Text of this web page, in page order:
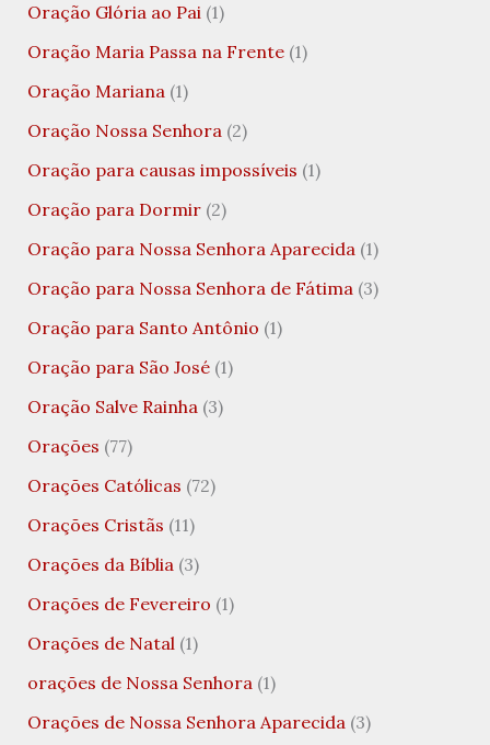
Oração Glória ao Pai(1)
Oração Maria Passa na Frente(1)
Oração Mariana(1)
Oração Nossa Senhora(2)
Oração para causas impossíveis (1)
Oração para Dormir(2)
Oração para Nossa Senhora Aparecida(1)
Oração para Nossa Senhora de Fátima(3)
Oração para Santo Antônio (1)
Oração para São José(1)
Oração Salve Rainha(3)
Orações (77)
Orações Católicas (72)
Orações Cristãs (11)
Orações da Bíblia(3)
Orações de Fevereiro (1)
Orações de Natal(1)
orações de Nossa Senhora(1)
Orações de Nossa Senhora Aparecida(3)